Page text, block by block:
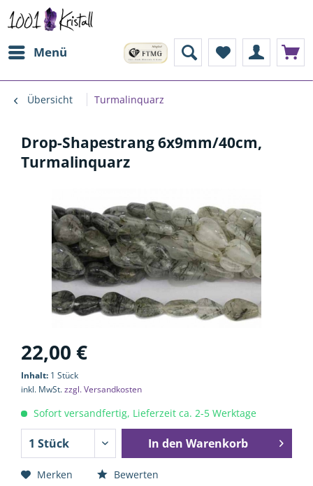
Menü
Übersicht Turmalinquarz
Drop-Shapestrang 6x9mm/40cm,
Turmalinquarz
22,00 €
Inhalt: 1 Stück
inkl. MwSt.zzgl. Versandkosten
Sofort versandfertig, Lieferzeit ca. 2-5 Werktage
In den Warenkorb
Merken Bewerten